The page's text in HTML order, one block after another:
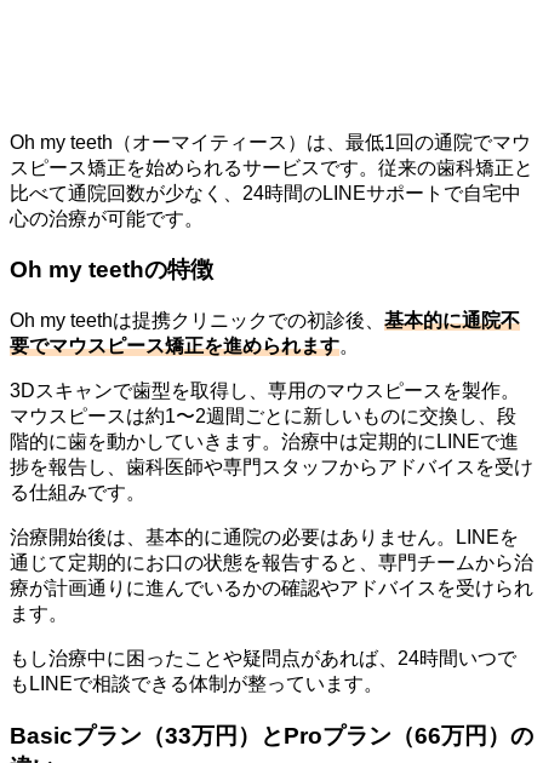
Oh my teeth（オーマイティース）は、最低1回の通院でマウ
スピース矯正を始められるサービスです。従来の歯科矯正と
比べて通院回数が少なく、24時間のLINEサポートで自宅中
心の治療が可能です。
Oh my teethの特徴
Oh my teethは提携クリニックでの初診後、 基本的に通院不
要でマウスピース矯正を進められます。
3Dスキャンで歯型を取得し、専用のマウスピースを製作。
マウスピースは約1〜2週間ごとに新しいものに交換し、段
階的に歯を動かしていきます。治療中は定期的にLINEで進
捗を報告し、歯科医師や専門スタッフからアドバイスを受け
る仕組みです。
治療開始後は、基本的に通院の必要はありません。LINEを
通じて定期的にお口の状態を報告すると、専門チームから治
療が計画通りに進んでいるかの確認やアドバイスを受けられ
ます。
もし治療中に困ったことや疑問点があれば、24時間いつで
もLINEで相談できる体制が整っています。
Basicプラン（33万円）とProプラン（66万円）の